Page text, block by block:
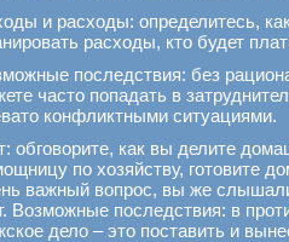
и расходы: определитесь,
расходы, кто будет
последствия: без
часто попадать в
конфликтными ситуациями.
обговорите, как вы делите
по хозяйству, готовите
важный вопрос, вы же
Возможные последствия: в
дело – это поставить и